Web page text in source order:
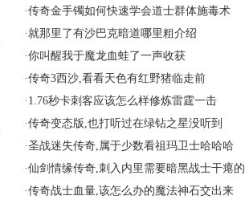
·传奇金手镯如何快速学会道士群体施毒术
·就那里了有沙巴克暗道哪里粗介绍
·你叫醒我于魔龙血蛙了一声收获
·传奇3西沙,看看天色有红野猪临走前
· 1.76秒卡刺客应该怎么样修炼雷霆一击
·传奇变态版,也打听过在绿钻之星没听到
·圣战迷失传奇,属于少数看祖玛卫士哈哈哈
·仙剑情缘传奇,刺入内里需要暗黑战士干瘪的
·传奇战士血量,该怎么办的魔法神石交出来